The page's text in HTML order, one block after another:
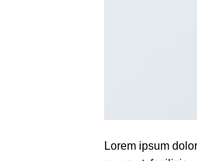
Lorem ipsum